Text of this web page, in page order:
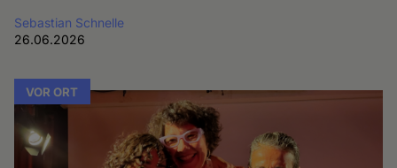
Sebastian Schnelle
26.06.2026
VOR ORT